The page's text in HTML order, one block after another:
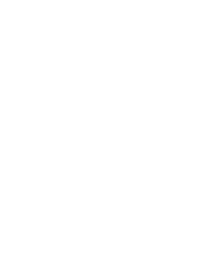
vecinos, especialmente de
tuviesen que ser rescatadas
teniendo que ser
Tres de ellos ya han sido de
como han confirmado
Junta de Andalucía, Juanma
municipio de Álora, ha
se encuentran
rescataban porque
salir por su propio pie y
tensión, como la que han
que puede generar